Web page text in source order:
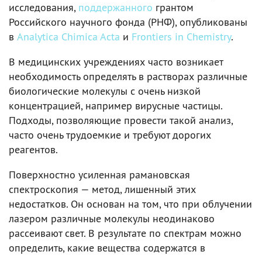
исследования, поддержанного грантом
Российского научного фонда (РНФ), опубликованы
в Analytica Chimica Acta и Frontiers in Chemistry.
В медицинских учреждениях часто возникает
необходимость определять в растворах различные
биологические молекулы с очень низкой
концентрацией, например вирусные частицы.
Подходы, позволяющие провести такой анализ,
часто очень трудоемкие и требуют дорогих
реагентов.
Поверхностно усиленная рамановская
спектроскопия — метод, лишенный этих
недостатков. Он основан на том, что при облучении
лазером различные молекулы неодинаково
рассеивают свет. В результате по спектрам можно
определить, какие вещества содержатся в